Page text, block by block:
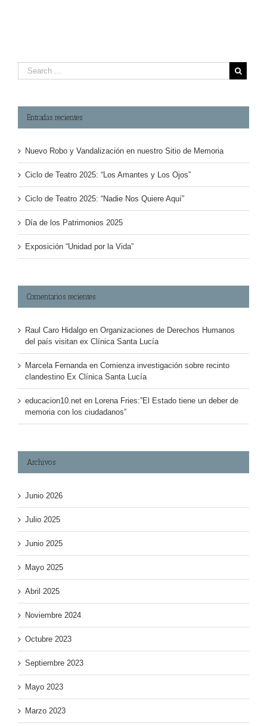
Entradas recientes
Nuevo Robo y Vandalización en nuestro Sitio de Memoria
Ciclo de Teatro 2025: “Los Amantes y Los Ojos”
Ciclo de Teatro 2025: “Nadie Nos Quiere Aquí”
Día de los Patrimonios 2025
Exposición “Unidad por la Vida”
Comentarios recientes
Raul Caro Hidalgo en Organizaciones de Derechos Humanos
del país visitan ex Clínica Santa Lucía
Marcela Fernanda en Comienza investigación sobre recinto
clandestino Ex Clínica Santa Lucía
educacion10.net en Lorena Fries:”El Estado tiene un deber de
memoria con los ciudadanos”
Archivos
Junio 2026
Julio 2025
Junio 2025
Mayo 2025
Abril 2025
Noviembre 2024
Octubre 2023
Septiembre 2023
Mayo 2023
Marzo 2023